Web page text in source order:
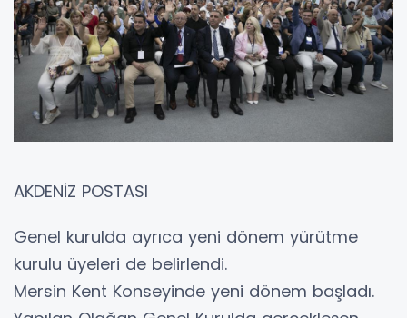
AKDENİZ POSTASI
Genel kurulda ayrıca yeni dönem yürütme
kurulu üyeleri de belirlendi.
Mersin Kent Konseyinde yeni dönem başladı.